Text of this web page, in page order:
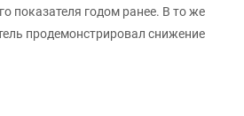
показателя годом ранее. В то же
продемонстрировал снижение